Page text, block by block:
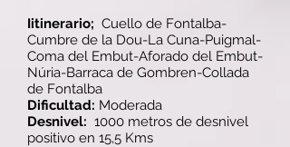
Iitinerario; Cuello de Fontalba-
Cumbre de la Dou-La Cuna-Puigmal-
Coma del Embut-Aforado del Embut-
Núria-Barraca de Gombren-Collada
de Fontalba
Dificultad: Moderada
Desnivel: 1000 metros de desnivel
positivo en 15,5 Kms